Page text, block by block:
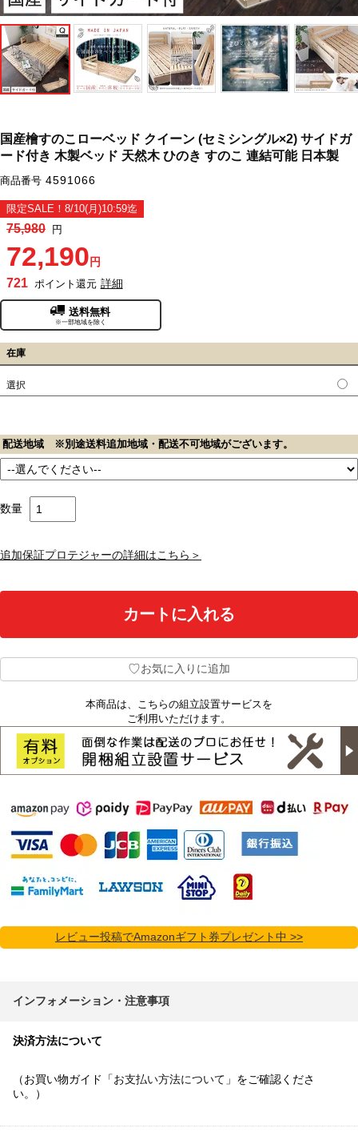
国産檜すのこローベッド クイーン (セミシングル×2) サイドガ
ード付き 木製ベッド 天然木 ひのき すのこ 連結可能 日本製
商品番号 4591066
限定SALE！8/10(月)10:59迄
75,980 円
72,190 円
721 ポイント還元 詳細
送料無料
※一部地域を除く
在庫
選択
配送地域 ※別途送料追加地域・配送不可地域がございます。
数量
追加保証プロテジャーの詳細はこちら＞
♡お気に入りに追加
本商品は、こちらの組立設置サービスを
ご利用いただけます。
レビュー投稿でAmazonギフト券プレゼント中 >>
インフォメーション・注意事項
決済方法について
（お買い物ガイド「お支払い方法について 」をご確認くださ
い。）